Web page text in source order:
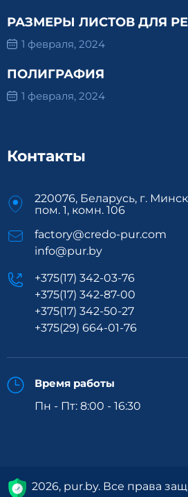
РАЗМЕРЫ ЛИСТОВ ДЛЯ
1 февраля, 2024
ПОЛИГРАФИЯ
1 февраля, 2024
Контакты
220076, Беларусь, г.
пом. 1, комн. 106
factory@credo-pur.com
info@pur.by
+375(17) 342-03-76
+375(17) 342-87-00
+375(17) 342-50-27
+375(29) 664-01-76
Время работы
Пн - Пт: 8:00 - 16:30
2026, pur.by. Все права